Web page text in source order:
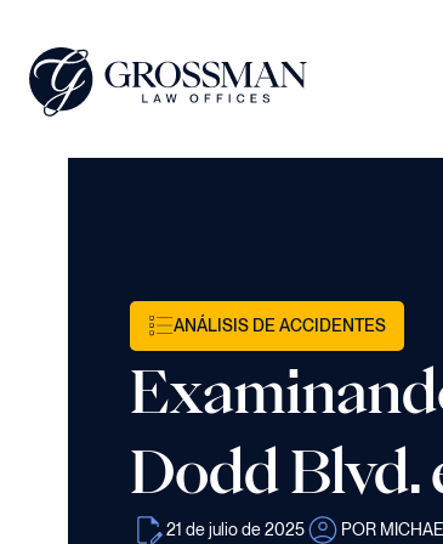
ANÁLISIS DE ACCIDENTES
Dodd Blvd.
21 de julio de 2025 POR